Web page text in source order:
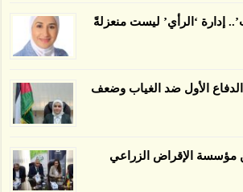
موافقات بأنها
إدارة ‘الرأي’ ليست منعزلةً
الدفاع الأول ضد الغياب وضعف
مؤسسة الإقراض الزراعي